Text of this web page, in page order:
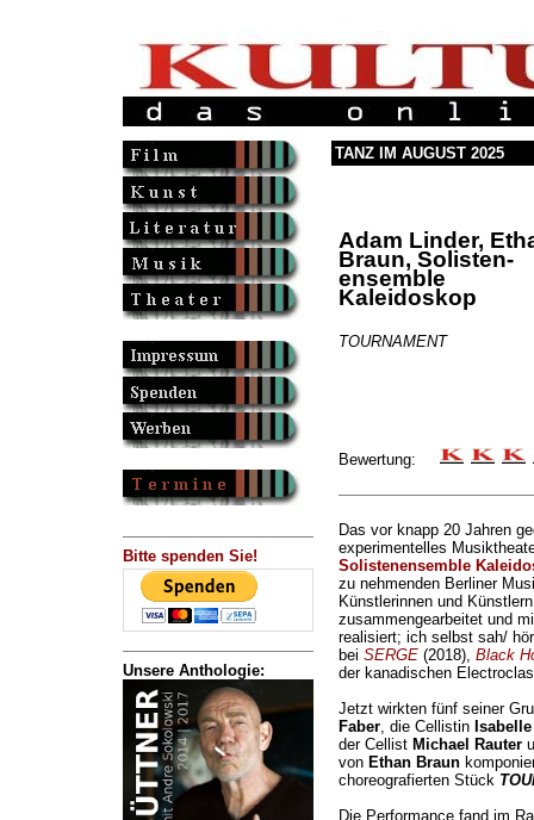
Bitte spenden Sie!
Unsere Anthologie:
TANZ IM AUGUST 2025
Adam Linder,
Braun, Solisten-
ensemble
Kaleidoskop
TOURNAMENT
Bewertung:
Das vor knapp 20 Jahren
experimentelles
Solistenensemble
zu nehmenden Berliner
Künstlerinnen und
zusammengearbeitet und
realisiert; ich selbst sah/
bei SERGE(2018), Black
der kanadischen
Jetzt wirkten fünf seiner
Faber, die Cellistin
der Cellist Michael Rauter
von Ethan Braun
choreografierten Stück
Die Performance fand im